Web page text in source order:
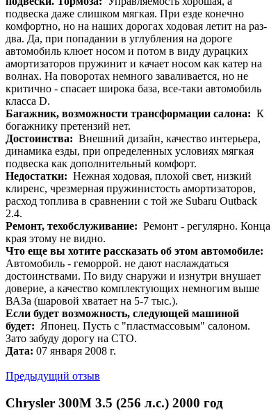
подвеска даже слишком мягкая. При езде конечно
комфортно, но на наших дорогах ходовая летит на раз-
два. Да, при попадании в углубления на дороге
автомобиль клюет носом и потом в виду дурацких
амортизаторов пружинит и качает носом как катер на
волнах. На поворотах немного заваливается, но не
критично - спасает широка база, все-таки автомобиль
класса D.
Багажник, возможности трансформации салона: К
богажнику претензий нет.
Достоинства: Внешний дизайн, качество интерьера,
динамика езды, при определенных условиях мягкая
подвеска как дополнительный комфорт.
Недостатки: Нежная ходовая, плохой свет, низкий
клиренс, чрезмерная пружинистость амортизаторов,
расход топлива в сравнении с той же Subaru Outback
2.4.
Ремонт, техобслуживание: Ремонт - регулярно. Конца
края этому не видно.
Что еще вы хотите рассказать об этом автомобиле:
Автомобиль - геморрой. не дают наслаждаться
достоинствами. По виду снаружи и изнутри внушает
доверие, а качество комплектующих немногим выше
ВАЗа (шаровой хватает на 5-7 тыс.).
Если будет возможность, следующей машиной
будет: Японец. Пусть с "пластмассовым" салоном.
Зато забуду дорогу на СТО.
Дата: 07 января 2008 г.
Предыдущий отзыв
Chrysler 300М 3.5 (256 л.с.) 2000 год